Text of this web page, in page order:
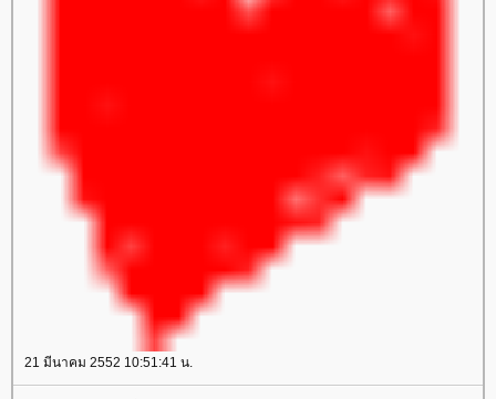
21 มีนาคม 2552 10:51:41 น.